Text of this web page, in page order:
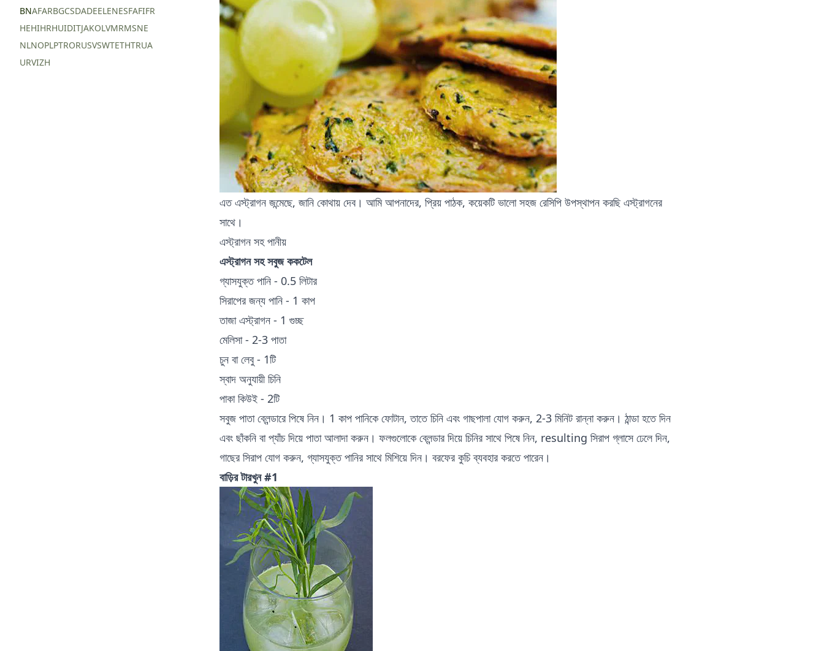
BNAFARBGCSDADEELENESFAFIFR
HEHIHRHUIDITJAKOLVMRMSNE
NLNOPLPTRORUSVSWTETHTRUA
URVIZH
এত এস্ট্রাগন জন্মেছে, জানি কোথায় দেব। আমি আপনাদের, প্রিয় পাঠক, কয়েকটি ভালো সহজ রেসিপি উপস্থাপন করছি এস্ট্রাগনের
সাথে।
এস্ট্রাগন সহ পানীয়
এস্ট্রাগন সহ সবুজ ককটেল
গ্যাসযুক্ত পানি - 0.5 লিটার
সিরাপের জন্য পানি - 1 কাপ
তাজা এস্ট্রাগন - 1 গুচ্ছ
মেলিসা - 2-3 পাতা
চুন বা লেবু - 1টি
স্বাদ অনুযায়ী চিনি
পাকা কিউই - 2টি
সবুজ পাতা ব্লেন্ডারে পিষে নিন। 1 কাপ পানিকে ফোটান, তাতে চিনি এবং গাছপালা যোগ করুন, 2-3 মিনিট রান্না করুন। ঠান্ডা হতে দিন
এবং ছাঁকনি বা প্যাঁচ দিয়ে পাতা আলাদা করুন। ফলগুলোকে ব্লেন্ডার দিয়ে চিনির সাথে পিষে নিন, resulting সিরাপ গ্লাসে ঢেলে দিন,
গাছের সিরাপ যোগ করুন, গ্যাসযুক্ত পানির সাথে মিশিয়ে দিন। বরফের কুচি ব্যবহার করতে পারেন।
বাড়ির টারখুন #1